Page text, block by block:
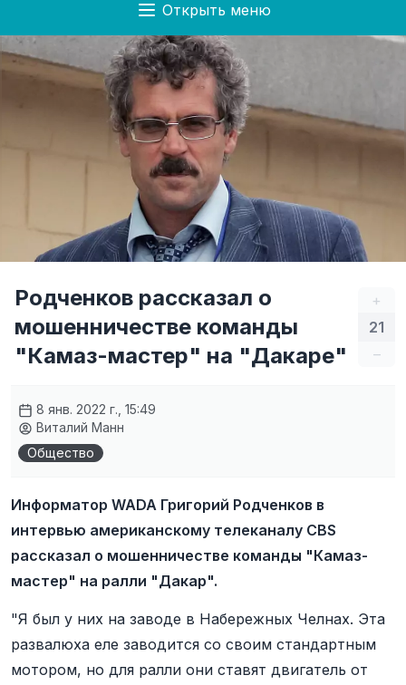
Открыть меню
+
21
–
Родченков рассказал о
мошенничестве команды
"Камаз-мастер" на "Дакаре"
8 янв. 2022 г., 15:49
Виталий Манн
Общество
Информатор WADA Григорий Родченков в
интервью американскому телеканалу CBS
рассказал о мошенничестве команды "Камаз-
мастер" на ралли "Дакар".
"Я был у них на заводе в Набережных Челнах. Эта
развалюха еле заводится со своим стандартным
мотором, но для ралли они ставят двигатель от